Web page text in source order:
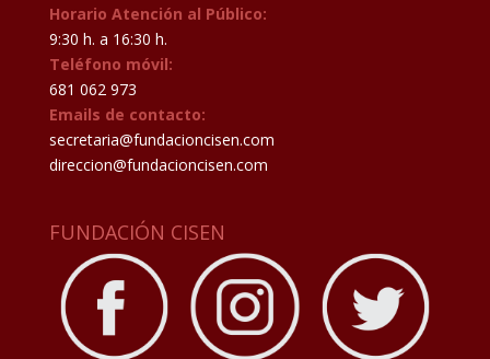
Horario Atención al Público:
9:30 h. a 16:30 h.
Teléfono móvil:
681 062 973
Emails de contacto:
secretaria@fundacioncisen.com
direccion@fundacioncisen.com
FUNDACIÓN CISEN